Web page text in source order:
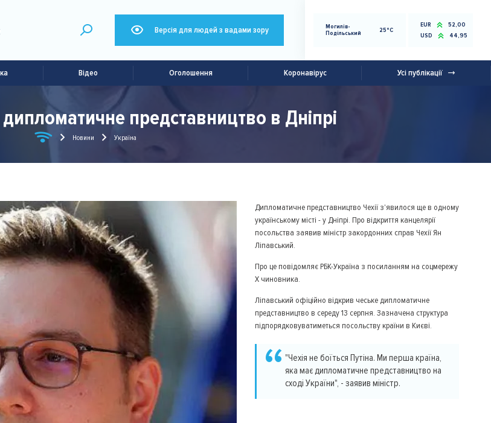
Версія для людей з вадами зору
Могилів-
Подільський
25°C
EUR
52,00
USD
44,95
Відео Оголошення Коронавірус Усі публікації
дипломатичне представництво в Дніпрі
Новини Україна
Дипломатичне представництво Чехії з'явилося ще в одному
українському місті - у Дніпрі. Про відкриття канцелярії
посольства заявив міністр закордонних справ Чехії Ян
Ліпавський.
Про це повідомляє РБК-Україна з посиланням на соцмережу
Х чиновника.
Ліпавський офіційно відкрив чеське дипломатичне
представництво в середу 13 серпня. Зазначена структура
підпорядковуватиметься посольству країни в Києві.
"Чехія не боїться Путіна. Ми перша країна,
яка має дипломатичне представництво на
сході України", - заявив міністр.